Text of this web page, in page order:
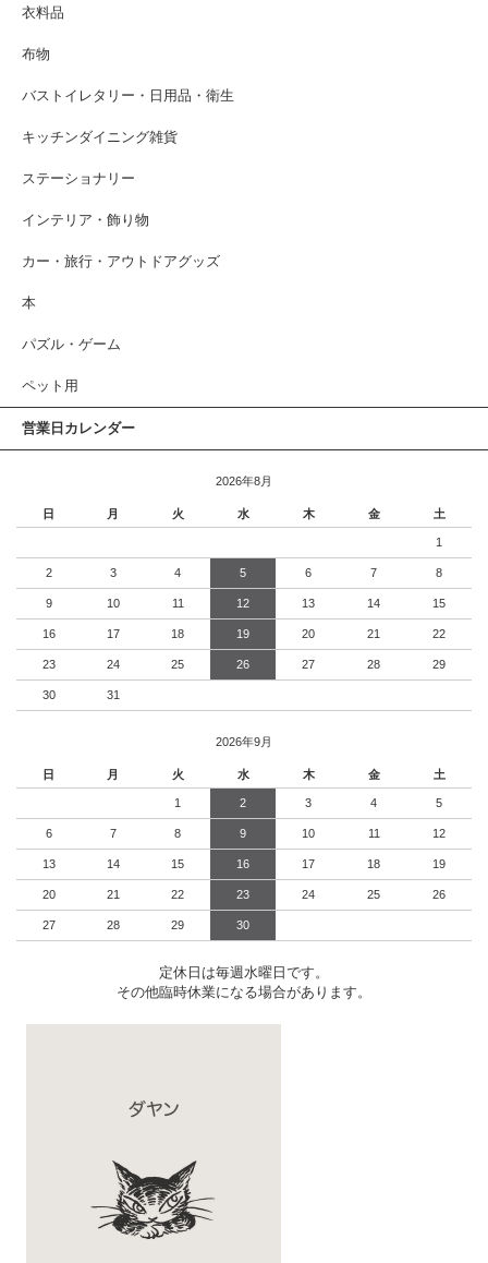
衣料品
布物
バストイレタリー・日用品・衛生
キッチンダイニング雑貨
ステーショナリー
インテリア・飾り物
カー・旅行・アウトドアグッズ
本
パズル・ゲーム
ペット用
営業日カレンダー
2026年8月
日 月 火 水 木 金 土
1
2 3 4 5 6 7 8
9 10 11 12 13 14 15
16 17 18 19 20 21 22
23 24 25 26 27 28 29
30 31
2026年9月
日 月 火 水 木 金 土
1 2 3 4 5
6 7 8 9 10 11 12
13 14 15 16 17 18 19
20 21 22 23 24 25 26
27 28 29 30
定休日は毎週水曜日です。
その他臨時休業になる場合があります。